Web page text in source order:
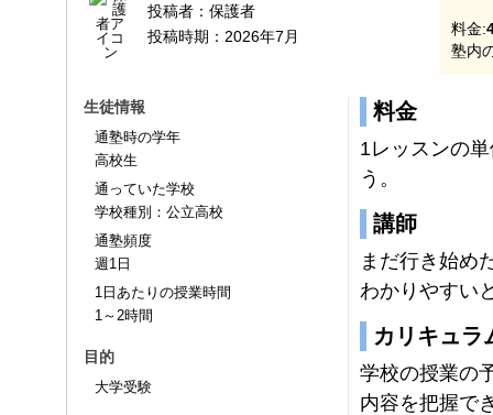
投稿者： 保護者
投稿時期： 2026年7月 料金:
塾内
生徒情報
通塾時の学年
高校生
通っていた学校
学校種別：公立高校
通塾頻度
週1日
1日あたりの授業時間
1～2時間
目的
大学受験
料金
1レッスンの
う。
講師
まだ行き始め
わかりやすい
カリキュラ
学校の授業の
内容を把握で